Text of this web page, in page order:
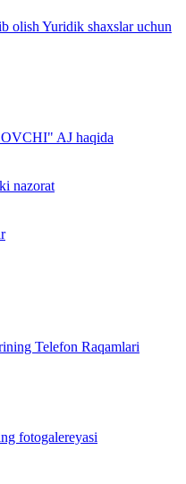
olish Yuridik shaxslar uchun
AJ haqida
nazorat
Telefon Raqamlari
fotogalereyasi